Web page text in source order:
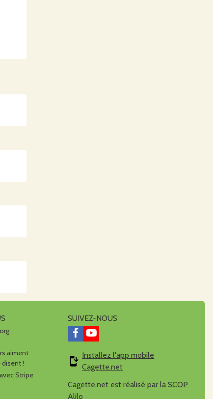
aiment
!
Stripe
SUIVEZ-NOUS
Installez l'app mobile
Cagette.net
Cagette.net est réalisé par la SCOP
Alilo